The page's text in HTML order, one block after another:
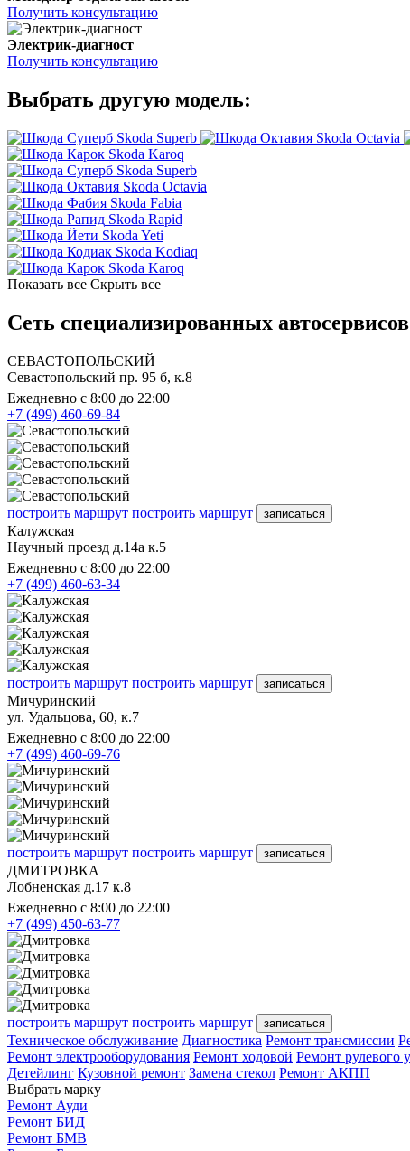
Получить консультацию
Электрик-диагност
Получить консультацию
Выбрать другую модель:
Skoda Superb Skoda Octavia
Skoda Karoq
Skoda Superb
Skoda Octavia
Skoda Fabia
Skoda Rapid
Skoda Yeti
Skoda Kodiaq
Skoda Karoq
Показать все Скрыть все
Сеть специализированных
СЕВАСТОПОЛЬСКИЙ
Севастопольский пр. 95 б, к.8
Ежедневно с 8:00 до 22:00
+7 (499) 460-69-84
построить маршрут построить маршрут записаться
Калужская
Научный проезд д.14а к.5
Ежедневно с 8:00 до 22:00
+7 (499) 460-63-34
построить маршрут построить маршрут записаться
Мичуринский
ул. Удальцова, 60, к.7
Ежедневно с 8:00 до 22:00
+7 (499) 460-69-76
построить маршрут построить маршрут записаться
ДМИТРОВКА
Лобненская д.17 к.8
Ежедневно с 8:00 до 22:00
+7 (499) 450-63-77
построить маршрут построить маршрут записаться
Техническое обслуживание Диагностика Ремонт трансмиссии
Ремонт электрооборудования Ремонт ходовой Ремонт рулевого
Детейлинг Кузовной ремонт Замена стекол Ремонт АКПП
Выбрать марку
Ремонт Ауди
Ремонт БИД
Ремонт БМВ